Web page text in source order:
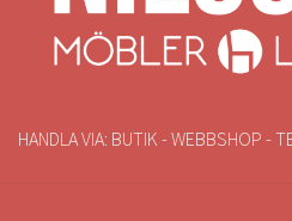
HANDLA VIA: BUTIK - WEBBSHOP -